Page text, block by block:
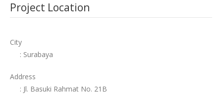
Project Location
City
: Surabaya
Address
: Jl. Basuki Rahmat No. 21B